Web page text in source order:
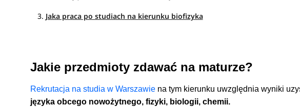
Jaka praca po studiach na kierunku biofizyka
Jakie przedmioty zdawać na maturze?
Rekrutacja na studia w Warszawie na tym kierunku uwzględnia wyniki
języka obcego nowożytnego, fizyki, biologii, chemii.